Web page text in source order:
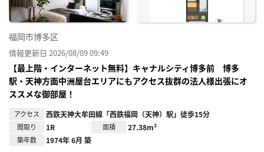
福岡市博多区
情報更新日 2026/08/09 09:49
【最上階・インターネット無料】キャナルシティ博多前 博多
駅・天神方面中洲屋台エリアにもアクセス抜群の法人様出張にオ
ススメな御部屋！
アクセス 西鉄天神大牟田線「西鉄福岡（天神）駅」徒歩15分
間取り 1R 面積 27.38m²
築年数 1974年 6月 築